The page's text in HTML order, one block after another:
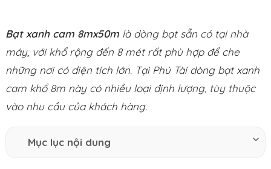
Bạt xanh cam 8mx50m là dòng bạt sẵn có tại nhà
máy, với khổ rộng đến 8 mét rất phù hợp để che
những nơi có diện tích lớn. Tại Phú Tài dòng bạt xanh
cam khổ 8m này có nhiều loại định lượng, tùy thuộc
vào nhu cầu của khách hàng.
Mục lục nội dung